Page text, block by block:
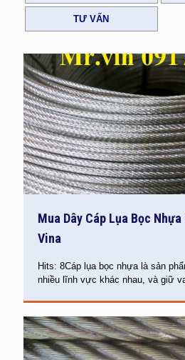
TƯ VẤN
Mua Dây Cáp Lụa Bọc
Vina
Hits: 8Cáp lụa bọc nhựa là sản
nhiều lĩnh vực khác nhau, và giữ